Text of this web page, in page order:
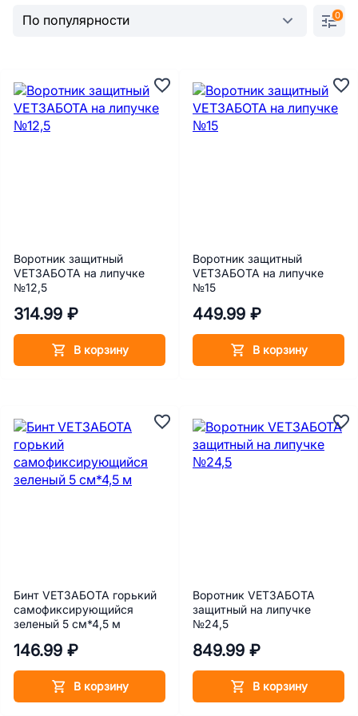
0
Воротник защитный
VETЗАБОТА на липучке
№12,5
314.99 ₽
В корзину
Воротник защитный
VETЗАБОТА на липучке
№15
449.99 ₽
В корзину
Бинт VETЗАБОТА горький
самофиксирующийся
зеленый 5 см*4,5 м
146.99 ₽
В корзину
Воротник VETЗАБОТА
защитный на липучке
№24,5
849.99 ₽
В корзину